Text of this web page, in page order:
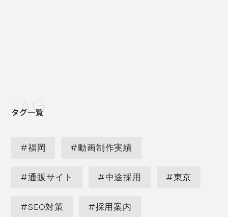
TAG
タグ一覧
#福岡 #動画制作実績
#通販サイト #中途採用 #東京
#SEO対策 #採用案内